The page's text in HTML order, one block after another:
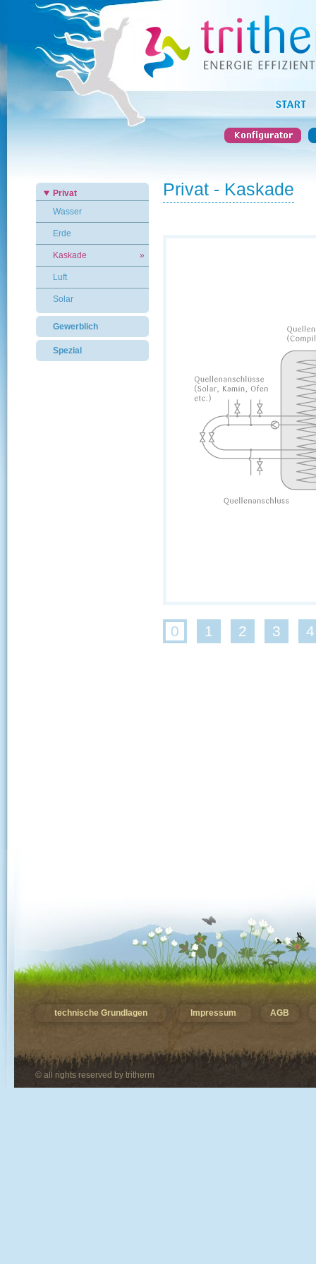
Privat
Wasser
Erde
Kaskade »
Luft
Solar
Gewerblich
Spezial
Privat - Kaskade
0 1 2 3 4
technische Grundlagen Impressum AGB
© all rights reserved by tritherm